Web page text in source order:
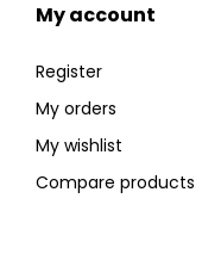
My account
Register
My orders
My wishlist
Compare products